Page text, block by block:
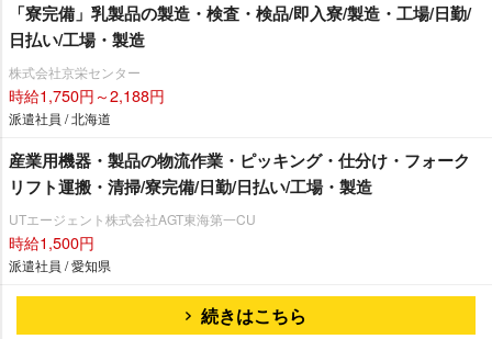
「寮完備」乳製品の製造・検査・検品/即入寮/製造・工場/日勤/
日払い/工場・製造
株式会社京栄センター
時給1,750円～2,188円
派遣社員 / 北海道
産業用機器・製品の物流作業・ピッキング・仕分け・フォーク
リフト運搬・清掃/寮完備/日勤/日払い/工場・製造
UTエージェント株式会社AGT東海第一CU
時給1,500円
派遣社員 / 愛知県
続きはこちら